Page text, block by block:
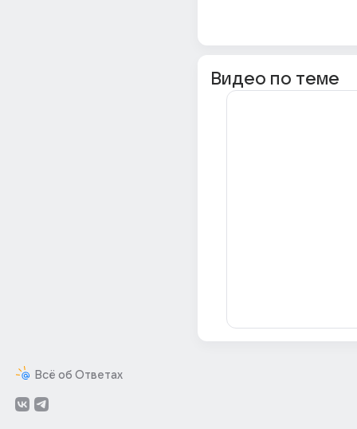
Всё об Ответах
Видео по теме